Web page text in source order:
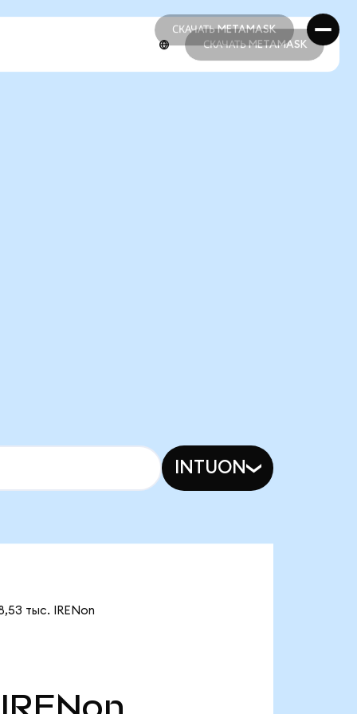
СКАЧАТЬ METAMASK
СКАЧАТЬ METAMASK
СКАЧАТЬ METAMASK
INTUON
тыс. IRENon